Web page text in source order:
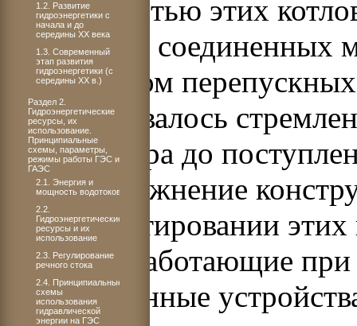
Особенностью этих
барабанов,
количеством
обуславливалось
осушку пара до
Такое усложнение
при проектировании
надёжно работающие
сепарационные
1.2. Развитие
гидроэнергетики с
начала и до
середины XX века
1.3. Современный
этап развития
гидроэнергетики (с
середины XX в.)
Раздел 2.
Гидроэнергетические
ресурсы, их
использование.
Принципиальные
схемы, параметры,
режимы работы ГЭС и
ГАЭС
2.1. Энергия и
мощность водотоков
2.2.
Гидроэнергетические
ресурсы и их
использование
2.3. Регулирование
речного стока
2.4. Принципиальные
схемы
использования
гидравлической
энергии на ГЭС